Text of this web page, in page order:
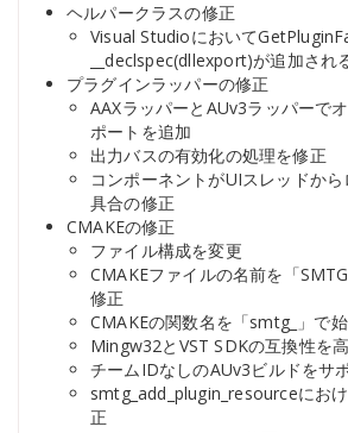
ヘルパークラスの修正
Visual Studioにおいて
__declspec(dllexport)が追加され
プラグインラッパーの修正
AAXラッパーとAUv3ラッパーで
ポートを追加
出力バスの有効化の処理を修正
コンポーネントがUIスレッドか
具合の修正
CMAKEの修正
ファイル構成を変更
CMAKEファイルの名前を「
修正
CMAKEの関数名を「smtg_」で
Mingw32とVST SDKの互換性を
チームIDなしのAUv3ビルドをサ
smtg_add_plugin_resourceにお
正